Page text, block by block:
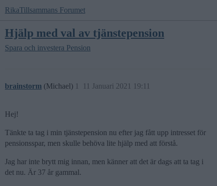
RikaTillsammans Forumet
Hjälp med val av tjänstepension
Spara och investera Pension
brainstorm (Michael) 11 Januari 2021 19:11
1
Hej!
Tänkte ta tag i min tjänstepension nu efter jag fått upp intresset för
pensionsspar, men skulle behöva lite hjälp med att förstå.
Jag har inte brytt mig innan, men känner att det är dags att ta tag i
det nu. Är 37 år gammal.